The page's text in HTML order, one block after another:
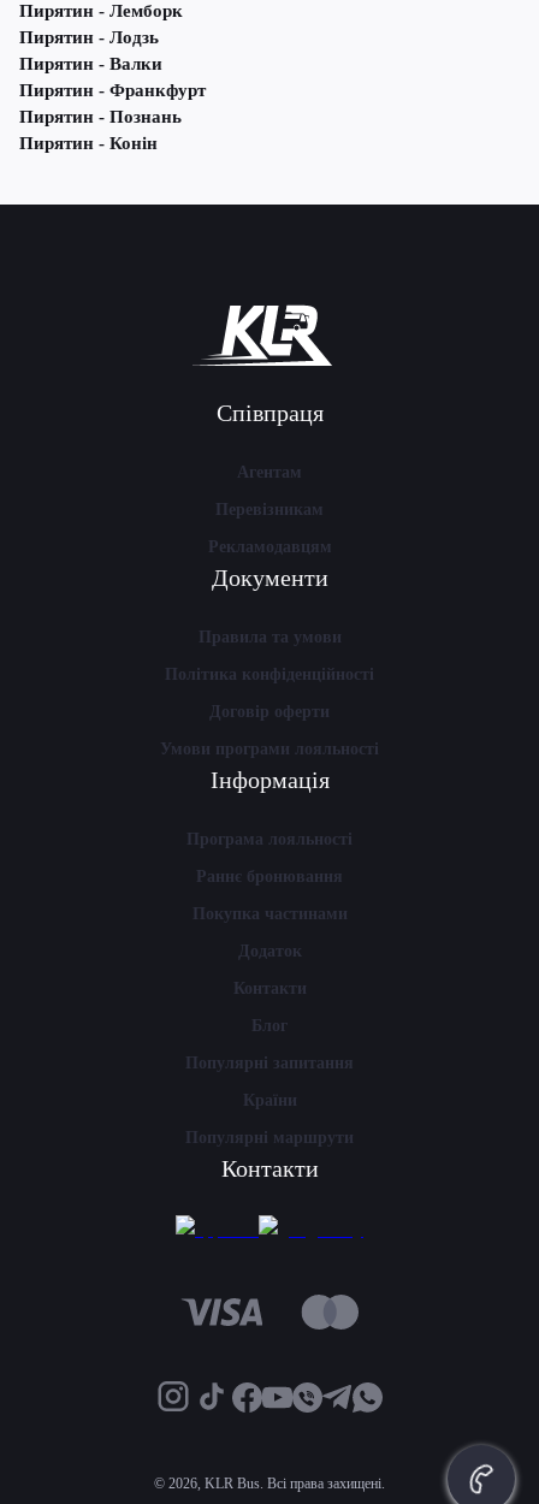
Пирятин - Лемборк
Пирятин - Лодзь
Пирятин - Валки
Пирятин - Франкфурт
Пирятин - Познань
Пирятин - Конін
Співпраця
Агентам
Перевізникам
Рекламодавцям
Документи
Правила та умови
Політика конфіденційності
Договір оферти
Умови програми лояльності
Інформація
Програма лояльності
Раннє бронювання
Покупка частинами
Додаток
Контакти
Блог
Популярні запитання
Країни
Популярні маршрути
Контакти
© 2026, KLR Bus. Всі права захищені.